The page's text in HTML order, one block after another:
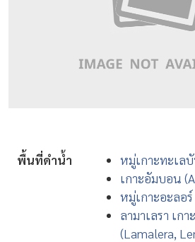
พื้นที่ดำน้ำ
หมู่เกาะทะเล
เกาะอัมบอน
หมู่เกาะอะลอ
ลามาเลรา เก
(Lamalera,